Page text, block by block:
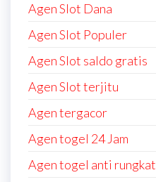
Agen Slot Dana
Agen Slot Populer
Agen Slot saldo gratis
Agen Slot terjitu
Agen tergacor
Agen togel 24 Jam
Agen togel anti rungkat